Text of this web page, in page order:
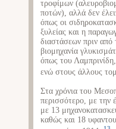
τροφίμων
ποτών), αλλά δεν
όπως οι
ξυλείας και η
διαστάσεων πριν από
βιομηχανία
όπως του
ενώ στους άλλους
Στα χρόνια του
περισσότερο, με την
με 13
καθώς και 18